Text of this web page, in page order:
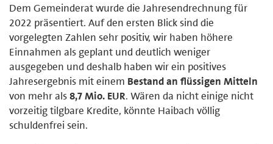
Dem Gemeinderat wurde die Jahresendrechnung für
2022 präsentiert. Auf den ersten Blick sind die
vorgelegten Zahlen sehr positiv, wir haben höhere
Einnahmen als geplant und deutlich weniger
ausgegeben und deshalb haben wir ein positives
Jahresergebnis mit einem Bestand an flüssigen Mitteln
von mehr als8,7 Mio. EUR. Wären da nicht einige nicht
vorzeitig tilgbare Kredite, könnte Haibach völlig
schuldenfrei sein.